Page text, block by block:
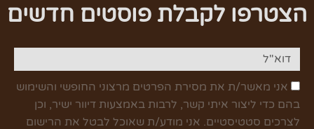
הצטרפו לקבלת פוסטים חדשים
אני מאשר/ת את מסירת הפרטים מרצוני החופשי והשימוש
בהם כדי ליצור איתי קשר, לרבות באמצעות דיוור ישיר, וכן
לצרכים סטטיסטיים. אני מודע/ת שאוכל לבטל את הרישום